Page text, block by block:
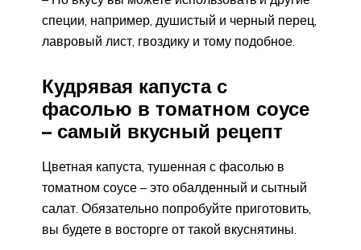
специи, например, душистый и черный перец,
лавровый лист, гвоздику и тому подобное.
Кудрявая капуста с
фасолью в томатном соусе
– самый вкусный рецепт
Цветная капуста, тушенная с фасолью в
томатном соусе – это обалденный и сытный
салат. Обязательно попробуйте приготовить,
вы будете в восторге от такой вкуснятины.